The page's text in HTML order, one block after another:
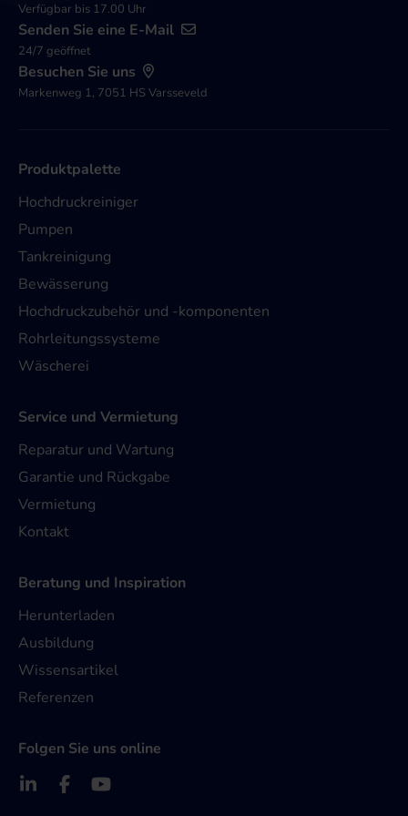
Verfügbar bis 17.00 Uhr
Senden Sie eine E-Mail
24/7 geöffnet
Besuchen Sie uns
Markenweg 1, 7051 HS Varsseveld
Produktpalette
Hochdruckreiniger
Pumpen
Tankreinigung
Bewässerung
Hochdruckzubehör und -komponenten
Rohrleitungssysteme
Wäscherei
Service und Vermietung
Reparatur und Wartung
Garantie und Rückgabe
Vermietung
Kontakt
Beratung und Inspiration
Herunterladen
Ausbildung
Wissensartikel
Referenzen
Folgen Sie uns online